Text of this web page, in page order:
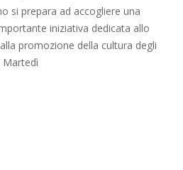
si prepara ad accogliere una
iniziativa dedicata allo
promozione della cultura degli
Martedì